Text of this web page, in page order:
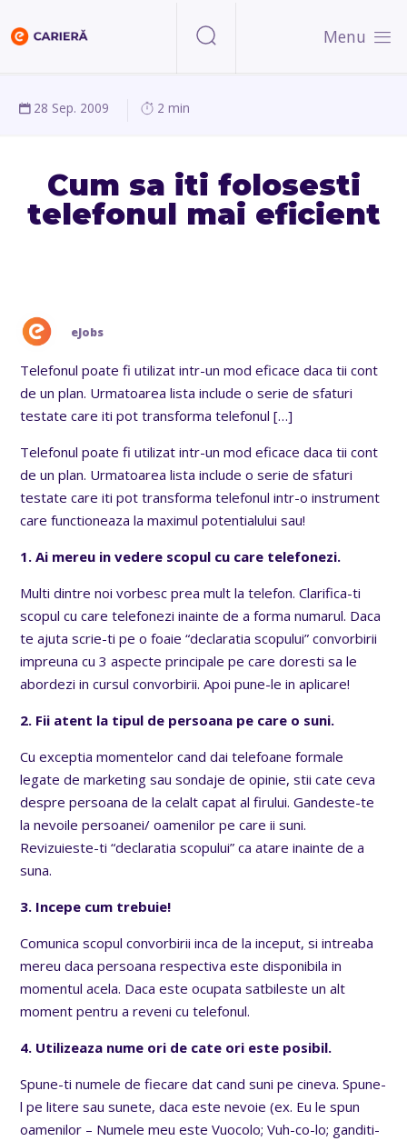
Menu
28 Sep. 2009 2 min
Cum sa iti folosesti
telefonul mai eficient
eJobs
Telefonul poate fi utilizat intr-un mod eficace daca tii cont
de un plan. Urmatoarea lista include o serie de sfaturi
testate care iti pot transforma telefonul […]
Telefonul poate fi utilizat intr-un mod eficace daca tii cont
de un plan. Urmatoarea lista include o serie de sfaturi
testate care iti pot transforma telefonul intr-o instrument
care functioneaza la maximul potentialului sau!
1. Ai mereu in vedere scopul cu care telefonezi.
Multi dintre noi vorbesc prea mult la telefon. Clarifica-ti
scopul cu care telefonezi inainte de a forma numarul. Daca
te ajuta scrie-ti pe o foaie “declaratia scopului” convorbirii
impreuna cu 3 aspecte principale pe care doresti sa le
abordezi in cursul convorbirii. Apoi pune-le in aplicare!
2. Fii atent la tipul de persoana pe care o suni.
Cu exceptia momentelor cand dai telefoane formale
legate de marketing sau sondaje de opinie, stii cate ceva
despre persoana de la celalt capat al firului. Gandeste-te
la nevoile persoanei/ oamenilor pe care ii suni.
Revizuieste-ti “declaratia scopului” ca atare inainte de a
suna.
3. Incepe cum trebuie!
Comunica scopul convorbirii inca de la inceput, si intreaba
mereu daca persoana respectiva este disponibila in
momentul acela. Daca este ocupata satbileste un alt
moment pentru a reveni cu telefonul.
4. Utilizeaza nume ori de cate ori este posibil.
Spune-ti numele de fiecare dat cand suni pe cineva. Spune-
l pe litere sau sunete, daca este nevoie (ex. Eu le spun
oamenilor – Numele meu este Vuocolo; Vuh-co-lo; ganditi-